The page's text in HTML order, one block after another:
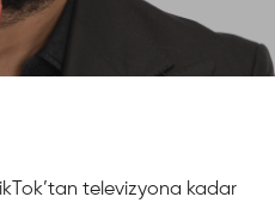
televizyona kadar